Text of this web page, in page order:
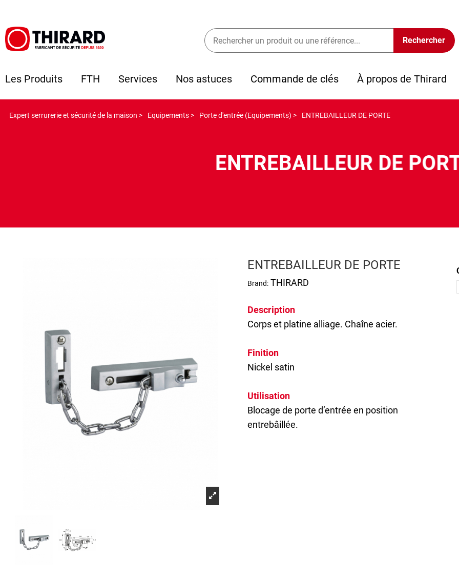
Les Produits FTH Services Nos astuces Commande de clés À propos de Thirard
Expert serrurerie et sécurité de la maison > Equipements > Porte d'entrée (Equipements) > ENTREBAILLEUR DE PORTE
ENTREBAILLEUR DE
ENTREBAILLEUR DE PORTE
Brand: THIRARD
Description
Corps et platine alliage. Chaîne acier.
Finition
Nickel satin
Utilisation
Blocage de porte d’entrée en position
entrebâillée.